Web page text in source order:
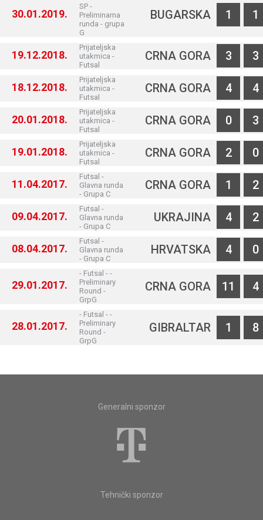
30.01.2019.
SP -
Preliminarna
runda - grupa
G
BUGARSKA 1 1
19.12.2018.
Prijateljska
utakmica -
Futsal
CRNA GORA 3 3
18.12.2018.
Prijateljska
utakmica -
Futsal
CRNA GORA 4 4
20.01.2018.
Prijateljska
utakmica -
Futsal
CRNA GORA 0 3
19.01.2018.
Prijateljska
utakmica -
Futsal
CRNA GORA 2 0
11.04.2017.
Futsal -
Glavna runda
- Grupa C
CRNA GORA 1 2
09.04.2017.
Futsal -
Glavna runda
- Grupa C
UKRAJINA 4 2
08.04.2017.
Futsal -
Glavna runda
- Grupa C
HRVATSKA 4 0
29.01.2017.
- Futsal - -
Preliminary
Round -
GrpG
CRNA GORA 11 4
28.01.2017.
- Futsal - -
Preliminary
Round -
GrpG
GIBRALTAR 1 8
Generalni sponzor
Tehnički sponzor